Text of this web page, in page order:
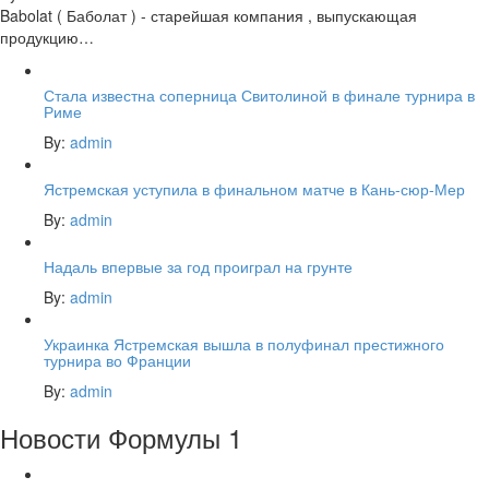
Babolat ( Баболат ) - старейшая компания , выпускающая
продукцию…
Стала известна соперница Свитолиной в финале турнира в
Риме
By: admin
Ястремская уступила в финальном матче в Кань-сюр-Мер
By: admin
Надаль впервые за год проиграл на грунте
By: admin
Украинка Ястремская вышла в полуфинал престижного
турнира во Франции
By: admin
Новости Формулы 1